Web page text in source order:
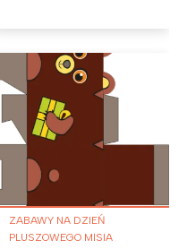
ZABAWY NA DZIEŃ
PLUSZOWEGO MISIA